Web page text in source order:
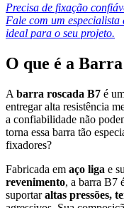
Precisa de fixação
Fale com um
ideal para o seu projeto.
O que é a
A barra roscada B7 é
entregar alta resistência
a confiabilidade não
torna essa barra tão
fixadores?
Fabricada em aço liga e
revenimento, a barra B7
suportaraltas pressões,